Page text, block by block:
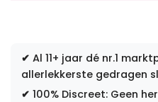
✔ Al 11+ jaar dé nr.1
allerlekkerste gedragen
✔ 100% Discreet: Geen